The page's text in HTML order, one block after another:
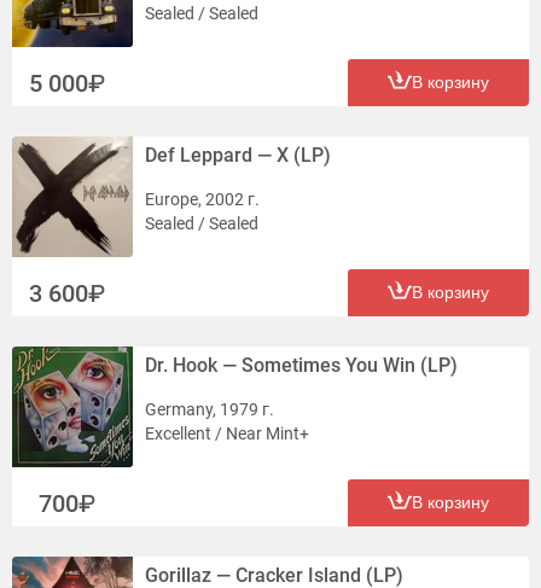
Sealed / Sealed
5 000 В корзину
Def Leppard — X (LP)
Europe, 2002 г.
Sealed / Sealed
3 600 В корзину
Dr. Hook — Sometimes You Win (LP)
Germany, 1979 г.
Excellent / Near Mint+
700 В корзину
Gorillaz — Cracker Island (LP)